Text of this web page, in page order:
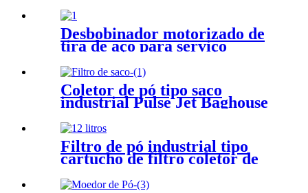
Desbobinador motorizado de
tira de aço para serviço
Coletor de pó tipo saco
industrial Pulse Jet Baghouse
Filtro de pó industrial tipo
cartucho de filtro coletor de